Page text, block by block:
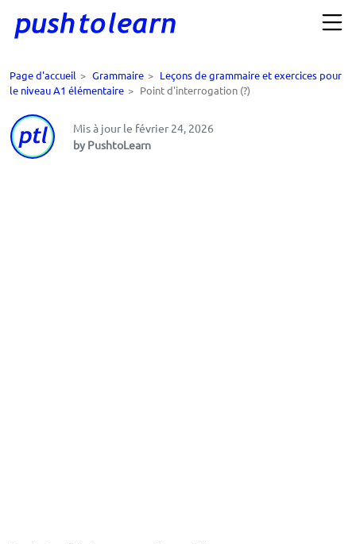
Page d'accueil > Grammaire > Leçons de grammaire et exercices pour
le niveau A1 élémentaire > Point d'interrogation (?)
Mis à jour le février 24, 2026
by PushtoLearn